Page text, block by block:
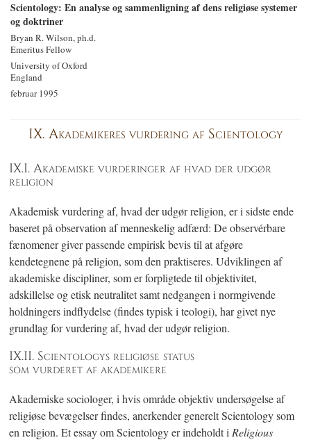
Scientology: En analyse og sammenligning af dens religiøse systemer
og doktriner
Bryan R. Wilson, ph.d.
Emeritus Fellow
University of Oxford
England
februar 1995
IX. Akademikeres vurdering af Scientology
IX.I. Akademiske vurderinger af hvad der udgør
religion
Akademisk vurdering af, hvad der udgør religion, er i sidste ende
baseret på observation af menneskelig adfærd: De observérbare
fænomener giver passende empirisk bevis til at afgøre
kendetegnene på religion, som den praktiseres. Udviklingen af
akademiske discipliner, som er forpligtede til objektivitet,
adskillelse og etisk neutralitet samt nedgangen i normgivende
holdningers indflydelse (findes typisk i teologi), har givet nye
grundlag for vurdering af, hvad der udgør religion.
IX.II. Scientologys religiøse status
som vurderet af akademikere
Akademiske sociologer, i hvis område objektiv undersøgelse af
religiøse bevægelser findes, anerkender generelt Scientology som
en religion. Et essay om Scientology er indeholdt i Religious